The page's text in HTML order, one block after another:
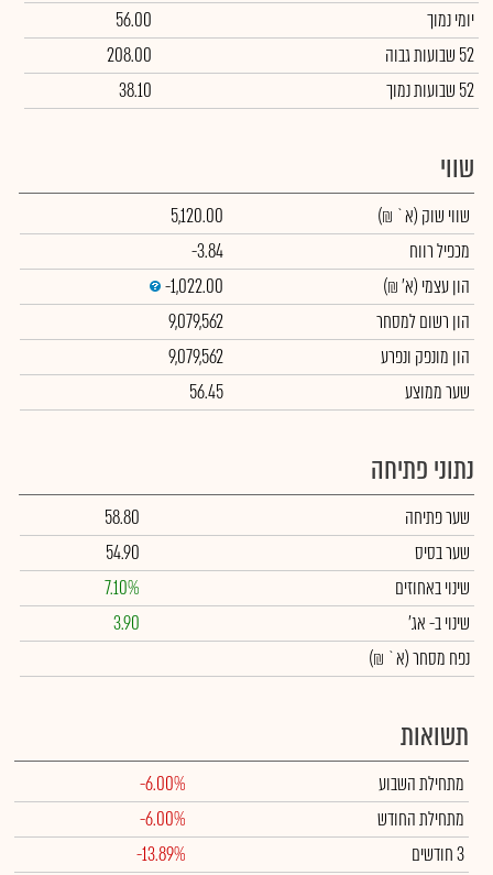
יומי נמוך
56.00
52 שבועות גבוה
208.00
52 שבועות נמוך
38.10
שווי
שווי שוק (א` ₪)
5,120.00
מכפיל רווח
-3.84
הון עצמי (א' ₪)
-1,022.00
הון רשום למסחר
9,079,562
הון מונפק ונפרע
9,079,562
שער ממוצע
56.45
נתוני פתיחה
שער פתיחה
58.80
שער בסיס
54.90
שינוי באחוזים
7.10%
שינויב- אג'
3.90
נפח מסחר(א` ₪)
תשואות
מתחילת השבוע
-6.00%
מתחילת החודש
-6.00%
3 חודשים
-13.89%